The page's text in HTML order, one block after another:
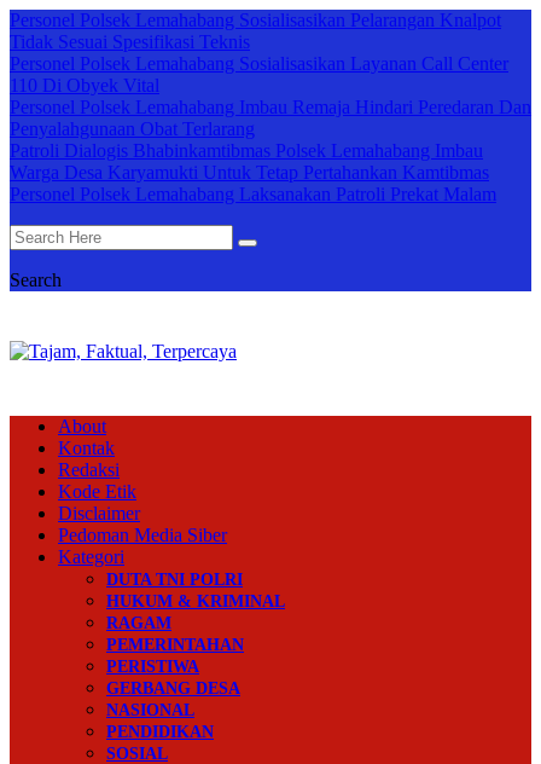
Personel Polsek Lemahabang Sosialisasikan Pelarangan Knalpot
Tidak Sesuai Spesifikasi Teknis
Personel Polsek Lemahabang Sosialisasikan Layanan Call Center
110 Di Obyek Vital
Personel Polsek Lemahabang Imbau Remaja Hindari Peredaran Dan
Penyalahgunaan Obat Terlarang
Patroli Dialogis Bhabinkamtibmas Polsek Lemahabang Imbau
Warga Desa Karyamukti Untuk Tetap Pertahankan Kamtibmas
Personel Polsek Lemahabang Laksanakan Patroli Prekat Malam
Search
About
Kontak
Redaksi
Kode Etik
Disclaimer
Pedoman Media Siber
Kategori
DUTA TNI POLRI
HUKUM & KRIMINAL
RAGAM
PEMERINTAHAN
PERISTIWA
GERBANG DESA
NASIONAL
PENDIDIKAN
SOSIAL